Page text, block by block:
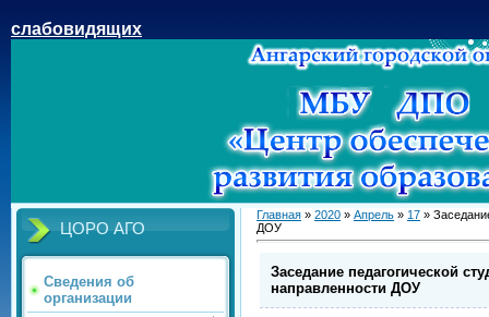
слабовидящих
ЦОРО АГО
Сведения об
организации
Главная » 2020 » Апрель » 17 »
ДОУ
Заседание педагогической
направленности ДОУ